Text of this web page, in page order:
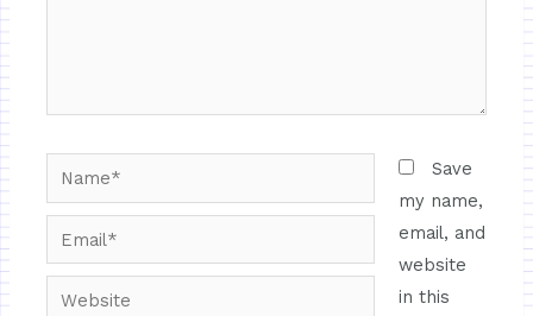
Save
my name,
email, and
website
in this